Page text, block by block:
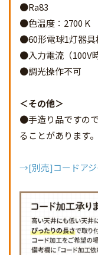
●Ra83
●色温度：2700 K
●60形電球1灯器具
●入力電流（100V
●調光操作不可
その他
●手造り品ですの
ることがあります。
→[別売]コードアジ